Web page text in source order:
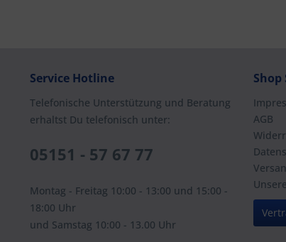
Service Hotline
Telefonische Unterstützung und Beratung
erhaltst Du telefonisch unter:
05151 - 57 67 77
Montag - Freitag 10:00 - 13:00 und 15:00 -
18:00 Uhr
und Samstag 10:00 - 13.00 Uhr
Shop
AGB